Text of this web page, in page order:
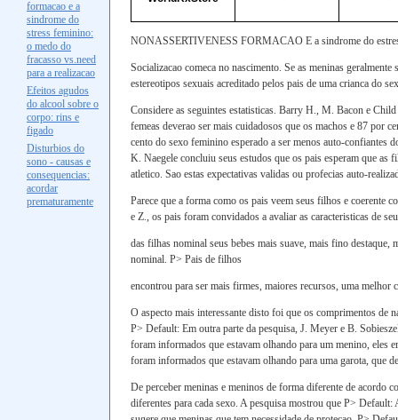
formacao e a
sindrome do
stress feminino:
o medo do
fracasso vs.need
para a realizacao
Efeitos agudos
do alcool sobre o
corpo: rins e
figado
Disturbios do
sono - causas e
consequencias:
acordar
prematuramente
NONASSERTIVENESS FORMACAO E a sindrome do
Socializacao comeca no nascimento. Se as meninas
estereotipos sexuais acreditado pelos pais de uma crianca do
Considere as seguintes estatisticas. Barry H., M. Bacon e
femeas deverao ser mais cuidadosos que os machos e 87 por
cento do sexo feminino esperado a ser menos auto-confiantes
K. Naegele concluiu seus estudos que os pais esperam que as
atletico. Sao estas expectativas validas ou profecias auto-
Parece que a forma como os pais veem seus filhos e coerente
e Z., os pais foram convidados a avaliar as caracteristicas de
das filhas nominal seus bebes mais suave, mais fino
nominal. P> Pais de filhos
encontrou para ser mais firmes, maiores recursos, uma
O aspecto mais interessante disto foi que os comprimentos de
P> Default: Em outra parte da pesquisa, J. Meyer e B.
foram informados que estavam olhando para um menino, eles
foram informados que estavam olhando para uma garota, que
De perceber meninas e meninos de forma diferente de acordo
diferentes para cada sexo. A pesquisa mostrou que P>